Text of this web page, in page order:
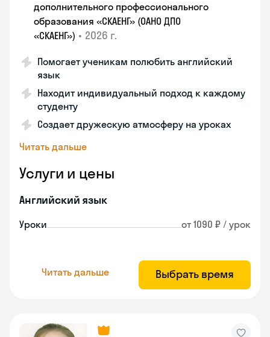
дополнительного профессионального
образования «СКАЕНГ» (ОАНО ДПО
«СКАЕНГ») • 2026 г.
Помогает ученикам полюбить английский
язык
Находит индивидуальный подход к каждому
студенту
Создает дружескую атмосферу на уроках
Читать дальше
Услуги и цены
Английский язык
Уроки от 1090 ₽ / урок
Читать дальше Выбрать время